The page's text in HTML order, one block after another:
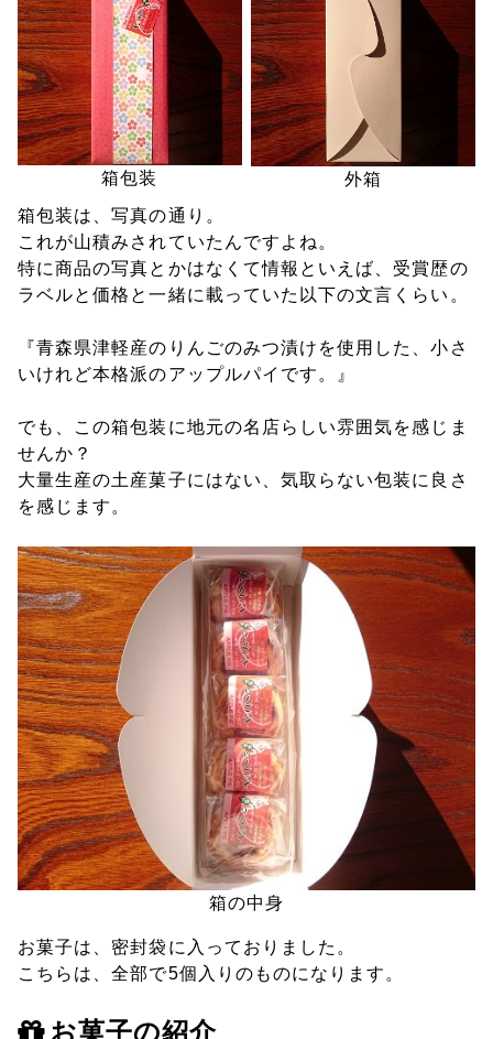
箱包装
外箱
箱包装は、写真の通り。
これが山積みされていたんですよね。
特に商品の写真とかはなくて情報といえば、受賞歴の
ラベルと価格と一緒に載っていた以下の文言くらい。
『青森県津軽産のりんごのみつ漬けを使用した、小さ
いけれど本格派のアップルパイです。』
でも、この箱包装に地元の名店らしい雰囲気を感じま
せんか？
大量生産の土産菓子にはない、気取らない包装に良さ
を感じます。
箱の中身
お菓子は、密封袋に入っておりました。
こちらは、全部で5個入りのものになります。
お菓子の紹介